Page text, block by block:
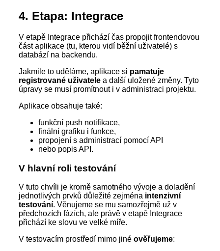
4. Etapa: Integrace
V etapě Integrace přichází čas propojit frontendovou
část aplikace (tu, kterou vidí běžní uživatelé) s
databází na backendu.
Jakmile to uděláme, aplikace si pamatuje
registrované uživatele a další uložené změny. Tyto
úpravy se musí promítnout i v administraci projektu.
Aplikace obsahuje také:
funkční push notifikace,
finální grafiku i funkce,
propojení s administrací pomocí API
nebo popis API.
V hlavní roli testování
V tuto chvíli je kromě samotného vývoje a doladění
jednotlivých prvků důležité zejména intenzivní
testování. Věnujeme se mu samozřejmě už v
předchozích fázích, ale právě v etapě Integrace
přichází ke slovu ve velké míře.
V testovacím prostředí mimo jiné ověřujeme: